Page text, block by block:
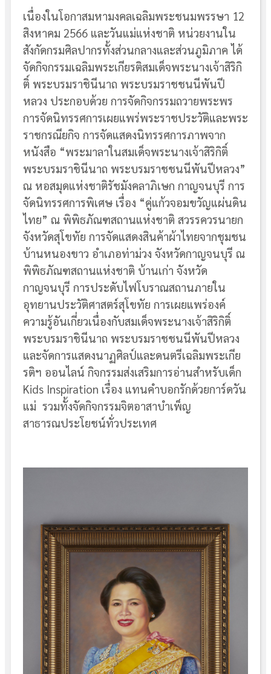
เนื่องในโอกาสมหามงคลเฉลิมพระชนมพรรษา 12
สิงหาคม 2566 และวันแม่แห่งชาติ หน่วยงานใน
สังกัดกรมศิลปากรทั้งส่วนกลางและส่วนภูมิภาค ได้
จัดกิจกรรมเฉลิมพระเกียรติสมเด็จพระนางเจ้าสิริกิ
ติ์ พระบรมราชินีนาถ พระบรมราชชนนีพันปี
หลวง ประกอบด้วย การจัดกิจกรรมถวายพระพร
การจัดนิทรรศการเผยแพร่พระราชประวัติและพระ
ราชกรณียกิจ การจัดแสดงนิทรรศการภาพจาก
หนังสือ “พระมาลาในสมเด็จพระนางเจ้าสิริกิติ์
พระบรมราชินีนาถ พระบรมราชชนนีพันปีหลวง”
ณ หอสมุดแห่งชาติรัชมังคลาภิเษก กาญจนบุรี การ
จัดนิทรรศการพิเศษ เรื่อง “คู่แก้วจอมขวัญแผ่นดิน
ไทย” ณ พิพิธภัณฑสถานแห่งชาติ สวรรควรนายก
จังหวัดสุโขทัย การจัดแสดงสินค้าผ้าไทยจากชุมชน
บ้านหนองขาว อำเภอท่าม่วง จังหวัดกาญจนบุรี ณ
พิพิธภัณฑสถานแห่งชาติ บ้านเก่า จังหวัด
กาญจนบุรี การประดับไฟโบราณสถานภายใน
อุทยานประวัติศาสตร์สุโขทัย การเผยแพร่องค์
ความรู้อันเกี่ยวเนื่องกับสมเด็จพระนางเจ้าสิริกิติ์
พระบรมราชินีนาถ พระบรมราชชนนีพันปีหลวง
และจัดการแสดงนาฏศิลป์และดนตรีเฉลิมพระเกีย
รติฯ ออนไลน์ กิจกรรมส่งเสริมการอ่านสำหรับเด็ก
Kids Inspiration เรื่อง แทนคำบอกรักด้วยการ์ดวัน
แม่ รวมทั้งจัดกิจกรรมจิตอาสาบำเพ็ญ
สาธารณประโยชน์ทั่วประเทศ